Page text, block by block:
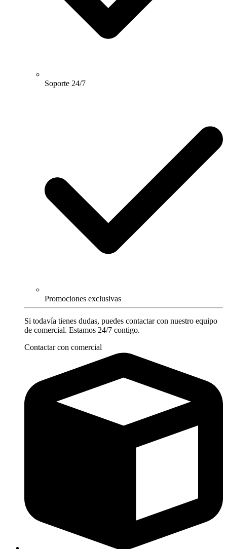
Soporte 24/7
Promociones exclusivas
Si todavía tienes dudas, puedes contactar con nuestro equipo
de comercial. Estamos 24/7 contigo.
Contactar con comercial